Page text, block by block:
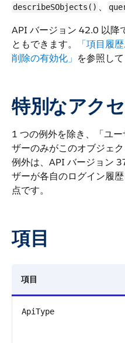
describeSObjects() 、
API バージョン 42.0 以降
ともできます。
「項目履
削除の有効化」 を参照して
特別なアク
1 つの例外を除き、「ユ
ザーのみがこのオブジェ
例外は、API バージョン
ザーが各自のログイン履
点です。
項目
項目
ApiType